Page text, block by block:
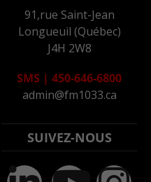
91,rue Saint-Jean
Longueuil (Québec)
J4H 2W8
SMS | 450-646-6800
admin@fm1033.ca
SUIVEZ-NOUS